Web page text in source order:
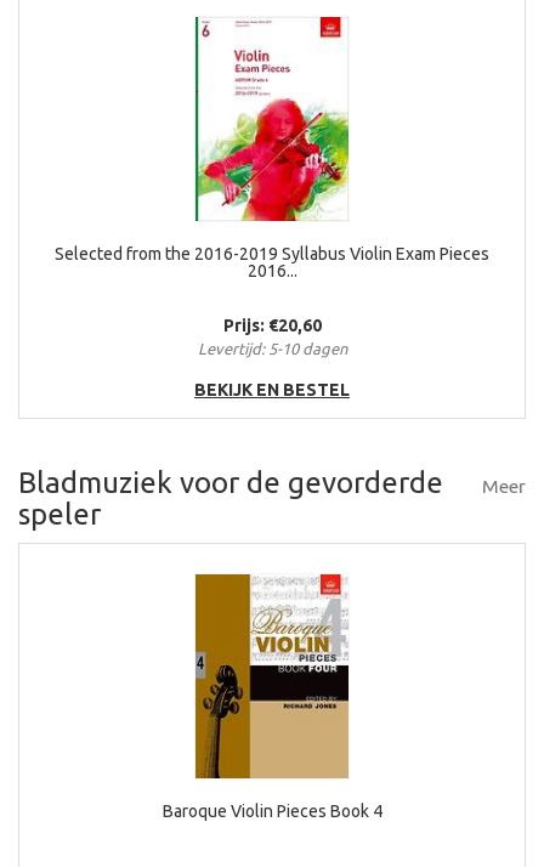
Selected from the 2016-2019 Syllabus Violin Exam Pieces
2016...
Prijs: €20,60
Levertijd: 5-10 dagen
BEKIJK EN BESTEL
Meer
Bladmuziek voor de gevorderde
speler
Baroque Violin Pieces Book 4